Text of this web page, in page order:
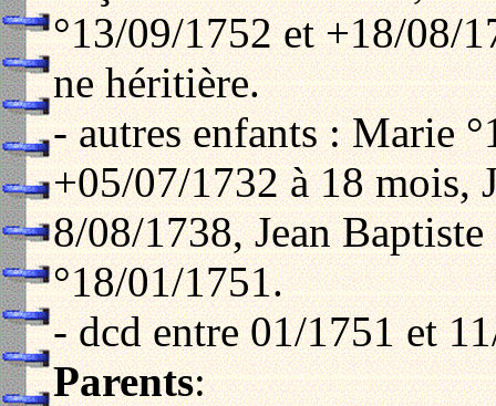
°13/09/1752 et +18/08/
ne héritière.
- autres enfants : Marie
+05/07/1732 à 18 mois,
8/08/1738, Jean
°18/01/1751.
- dcd entre 01/1751 et
Parents: